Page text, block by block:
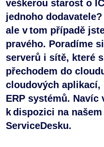
veškerou starost o
jednoho
ale v tom případě
pravého. Poradíme
serverů i sítě, které
přechodem do
cloudových aplikací,
ERP systémů.
k dispozici na
ServiceDesku.